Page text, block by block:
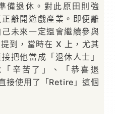
備退休。對此原田則強
離開遊戲產業。即便離
未來一定還會繼續參與
到，當時在 X 上，尤其
把他當成「退休人士」
辛苦了」、「恭喜退
接使用了「Retire」這個